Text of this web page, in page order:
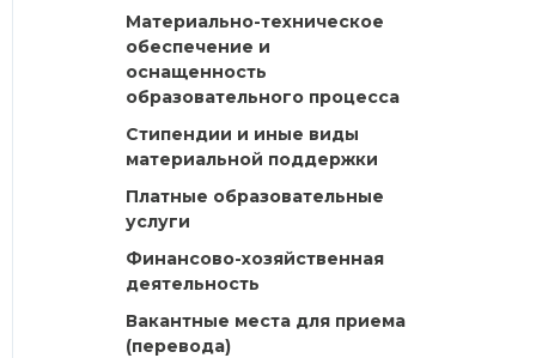
Материально-техническое
обеспечение и
оснащенность
образовательного процесса
Стипендии и иные виды
материальной поддержки
Платные образовательные
услуги
Финансово-хозяйственная
деятельность
Вакантные места для приема
(перевода)